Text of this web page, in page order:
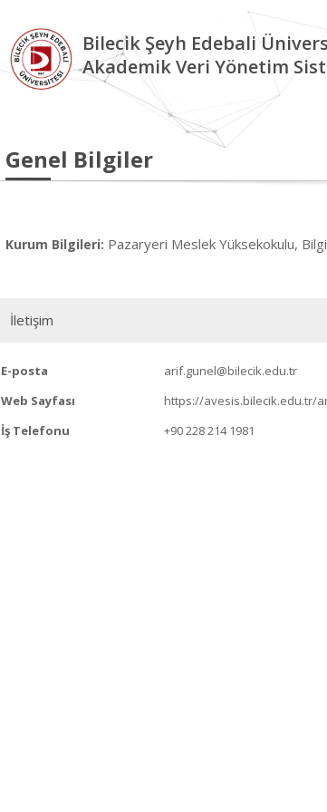
Bilecik Şeyh Edebali
Akademik Veri Yönetim
Genel Bilgiler
Kurum Bilgileri: Pazaryeri Meslek Yüksekokulu,
İletişim
E-posta
arif.gunel@bilecik.edu.tr
Web Sayfası
https://avesis.bilecik.edu.tr/
İş Telefonu
+90 228 214 1981